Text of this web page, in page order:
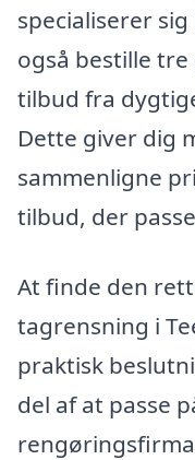
specialiserer
også bestille
tilbud fra
Dette giver dig
sammenligne
tilbud, der
At finde den
tagrensning i
praktisk
del af at passe